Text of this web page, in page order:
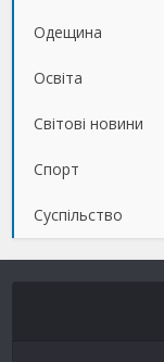
Одещина
Освіта
Світові новини
Спорт
Суспільство